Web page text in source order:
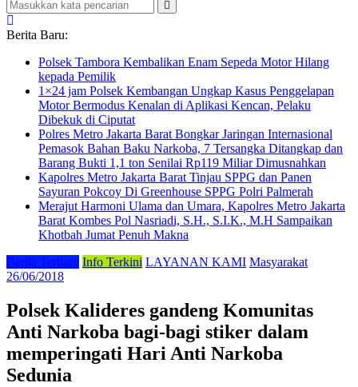
Berita Baru:
Polsek Tambora Kembalikan Enam Sepeda Motor Hilang
kepada Pemilik
1×24 jam Polsek Kembangan Ungkap Kasus Penggelapan
Motor Bermodus Kenalan di Aplikasi Kencan, Pelaku
Dibekuk di Ciputat
Polres Metro Jakarta Barat Bongkar Jaringan Internasional
Pemasok Bahan Baku Narkoba, 7 Tersangka Ditangkap dan
Barang Bukti 1,1 ton Senilai Rp119 Miliar Dimusnahkan
Kapolres Metro Jakarta Barat Tinjau SPPG dan Panen
Sayuran Pokcoy Di Greenhouse SPPG Polri Palmerah
Merajut Harmoni Ulama dan Umara, Kapolres Metro Jakarta
Barat Kombes Pol Nasriadi, S.H., S.I.K., M.H Sampaikan
Khotbah Jumat Penuh Makna
Berita Terbaru Info Terkini LAYANAN KAMI Masyarakat
26/06/2018
Polsek Kalideres gandeng Komunitas
Anti Narkoba bagi-bagi stiker dalam
memperingati Hari Anti Narkoba
Sedunia